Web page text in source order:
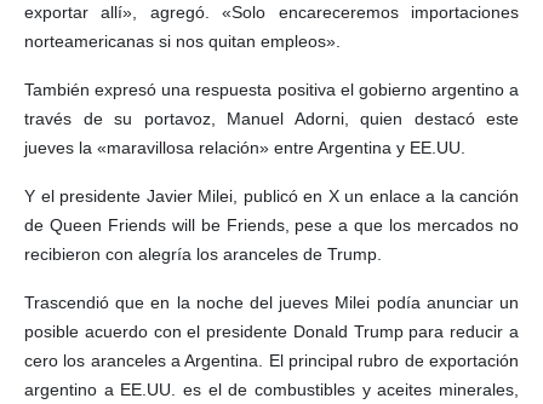
exportar allí», agregó. «Solo encareceremos importaciones
norteamericanas si nos quitan empleos».
También expresó una respuesta positiva el gobierno argentino a
través de su portavoz, Manuel Adorni, quien destacó este
jueves la «maravillosa relación» entre Argentina y EE.UU.
Y el presidente Javier Milei, publicó en X un enlace a la canción
de Queen Friends will be Friends, pese a que los mercados no
recibieron con alegría los aranceles de Trump.
Trascendió que en la noche del jueves Milei podía anunciar un
posible acuerdo con el presidente Donald Trump para reducir a
cero los aranceles a Argentina. El principal rubro de exportación
argentino a EE.UU. es el de combustibles y aceites minerales,